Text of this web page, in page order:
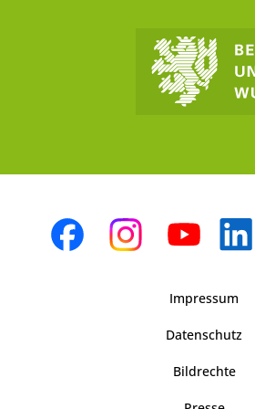
Impressum
Datenschutz
Bildrechte